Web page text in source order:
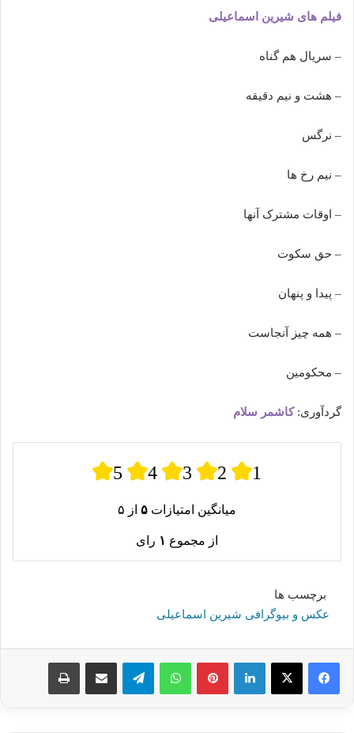
فیلم های شیرین اسماعیلی
– سریال هم گناه
– هشت و نیم دقیقه
– نرگس
– نیم رخ ها
– اوقات مشترک آنها
– حق سکوت
– پیدا و پنهان
– همه چیز آنجاست
– محکومین
گردآوری:کاشمر سلام
5 4 3 2 1
میانگین امتیازات ۵ از ۵
از مجموع ۱ رای
برچسب ها
عکس و بیوگرافی شیرین اسماعیلی
لینکدین پینترستواتس آپ تلگرام اشتراک گذاری از طریق ایمیل چاپ